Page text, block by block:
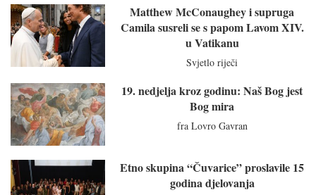
Matthew McConaughey i supruga
Camila susreli se s papom Lavom XIV.
u Vatikanu
Svjetlo riječi
19. nedjelja kroz godinu: Naš Bog jest
Bog mira
fra Lovro Gavran
Etno skupina “Čuvarice” proslavile 15
godina djelovanja